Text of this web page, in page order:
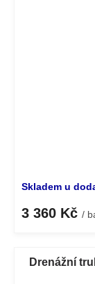
Skladem u
3 360 Kč /
Drenážní